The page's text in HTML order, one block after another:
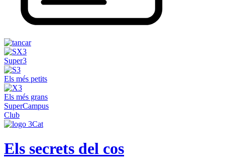
Super3
Els més petits
Els més grans
SuperCampus
Club
Els secrets del cos